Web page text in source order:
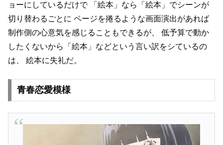
ョーにしているだけで「絵本」なら「絵本」でシーンが
切り替わるごとに ページを捲るような画面演出があれば
制作側の心意気を感じることもできるが、
低予算で動か
したくないから「絵本」などという言い訳をシているの
は、
絵本に失礼だ。
青春恋愛模様